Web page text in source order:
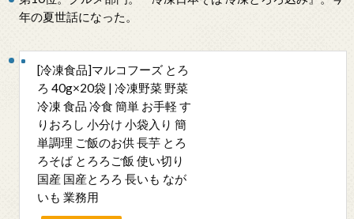
年の夏世話になった。
[冷凍食品]マルコフーズ とろ
ろ 40g×20袋 | 冷凍野菜 野菜
冷凍 食品 冷食 簡単 お手軽 す
りおろし 小分け 小袋入り 簡
単調理 ご飯のお供 長芋 とろ
ろそば とろろご飯 使い切り
国産 国産とろろ 長いも なが
いも 業務用